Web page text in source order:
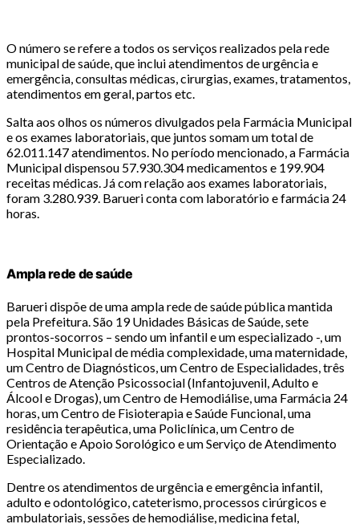
O número se refere a todos os serviços realizados pela rede
municipal de saúde, que inclui atendimentos de urgência e
emergência, consultas médicas, cirurgias, exames, tratamentos,
atendimentos em geral, partos etc.
Salta aos olhos os números divulgados pela Farmácia Municipal
e os exames laboratoriais, que juntos somam um total de
62.011.147 atendimentos. No período mencionado, a Farmácia
Municipal dispensou 57.930.304 medicamentos e 199.904
receitas médicas. Já com relação aos exames laboratoriais,
foram 3.280.939. Barueri conta com laboratório e farmácia 24
horas.
Ampla rede de saúde
Barueri dispõe de uma ampla rede de saúde pública mantida
pela Prefeitura. São 19 Unidades Básicas de Saúde, sete
prontos-socorros – sendo um infantil e um especializado -, um
Hospital Municipal de média complexidade, uma maternidade,
um Centro de Diagnósticos, um Centro de Especialidades, três
Centros de Atenção Psicossocial (Infantojuvenil, Adulto e
Álcool e Drogas), um Centro de Hemodiálise, uma Farmácia 24
horas, um Centro de Fisioterapia e Saúde Funcional, uma
residência terapêutica, uma Policlínica, um Centro de
Orientação e Apoio Sorológico e um Serviço de Atendimento
Especializado.
Dentre os atendimentos de urgência e emergência infantil,
adulto e odontológico, cateterismo, processos cirúrgicos e
ambulatoriais, sessões de hemodiálise, medicina fetal,